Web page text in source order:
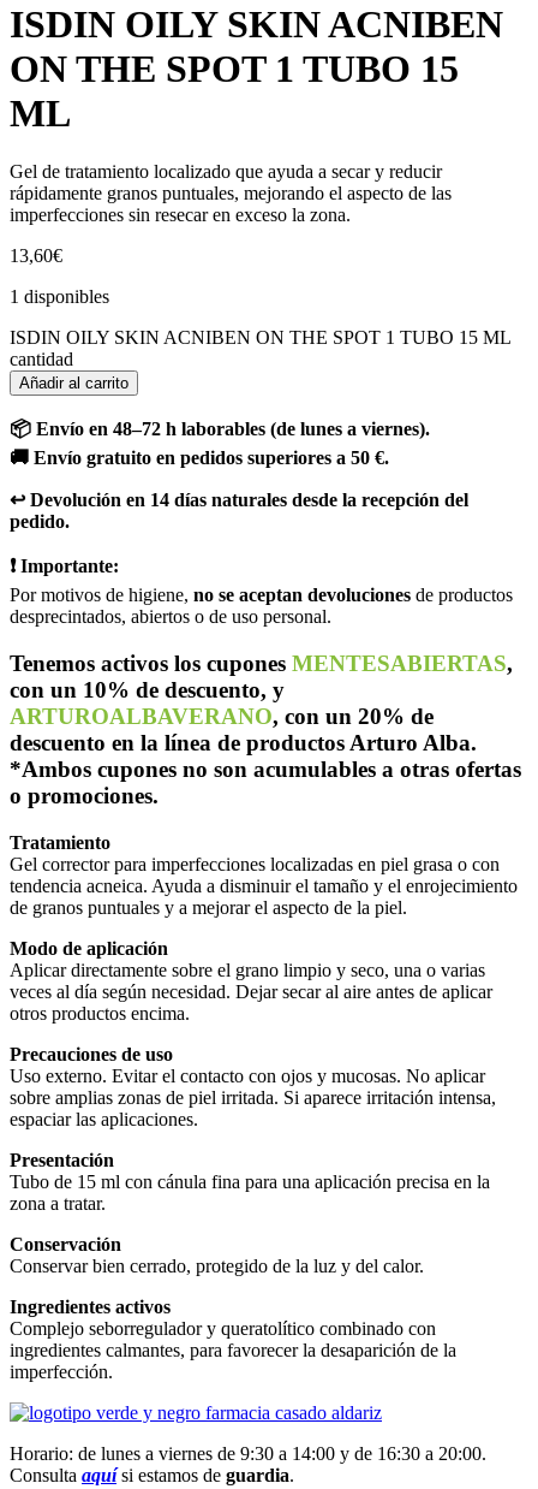
ISDIN OILY SKIN ACNIBEN
ON THE SPOT 1 TUBO 15
ML
Gel de tratamiento localizado que ayuda a secar y reducir
rápidamente granos puntuales, mejorando el aspecto de las
imperfecciones sin resecar en exceso la zona.
13,60€
1 disponibles
ISDIN OILY SKIN ACNIBEN ON THE SPOT 1 TUBO 15 ML
cantidad
Añadir al carrito
📦 Envío en 48–72 h laborables (de lunes a viernes).
🚚 Envío gratuito en pedidos superiores a 50 €.
↩️ Devolución en 14 días naturales desde la recepción del
pedido.
❗ Importante:
Por motivos de higiene, no se aceptan devoluciones de productos
desprecintados, abiertos o de uso personal.
Tenemos activos los cupones MENTESABIERTAS,
con un 10% de descuento, y
ARTUROALBAVERANO, con un 20% de
descuento en la línea de productos Arturo Alba.
*Ambos cupones no son acumulables a otras ofertas
o promociones.
Tratamiento
Gel corrector para imperfecciones localizadas en piel grasa o con
tendencia acneica. Ayuda a disminuir el tamaño y el enrojecimiento
de granos puntuales y a mejorar el aspecto de la piel.
Modo de aplicación
Aplicar directamente sobre el grano limpio y seco, una o varias
veces al día según necesidad. Dejar secar al aire antes de aplicar
otros productos encima.
Precauciones de uso
Uso externo. Evitar el contacto con ojos y mucosas. No aplicar
sobre amplias zonas de piel irritada. Si aparece irritación intensa,
espaciar las aplicaciones.
Presentación
Tubo de 15 ml con cánula fina para una aplicación precisa en la
zona a tratar.
Conservación
Conservar bien cerrado, protegido de la luz y del calor.
Ingredientes activos
Complejo seborregulador y queratolítico combinado con
ingredientes calmantes, para favorecer la desaparición de la
imperfección.
Horario: de lunes a viernes de 9:30 a 14:00 y de 16:30 a 20:00.
Consulta aquísi estamos de guardia.